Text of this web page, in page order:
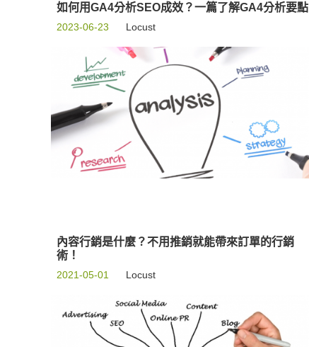
如何用GA4分析SEO成效？一篇了解GA4分析要點
2023-06-23 Locust
內容行銷是什麼？不用推銷就能帶來訂單的行銷
術！
2021-05-01 Locust